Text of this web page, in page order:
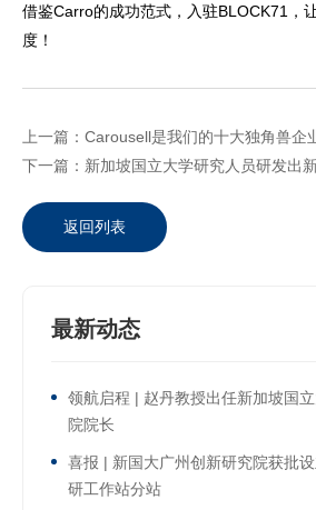
借鉴Carro的成功范式，入驻BLOCK71，
度！
返回列表
最新动态
领航启程 | 赵丹教授出任新加坡国
院院长
喜报 | 新国大广州创新研究院获批
研工作站分站